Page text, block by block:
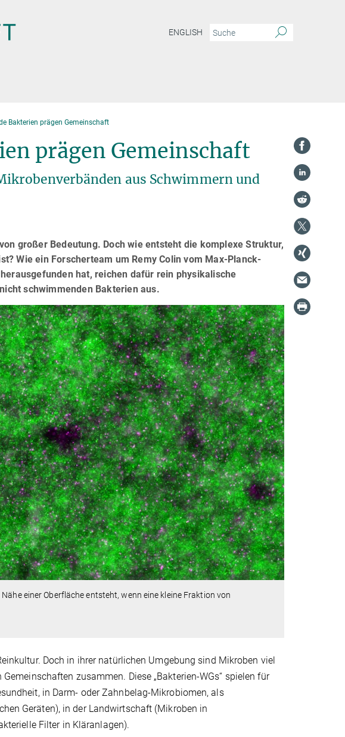
ENGLISH
Bakterien prägen Gemeinschaft
prägen Gemeinschaft
aus Schwimmern und
großer Bedeutung. Doch wie entsteht die komplexe Struktur,
Wie ein Forscherteam um Remy Colin vom Max-Planck-
hat, reichen dafür rein physikalische
schwimmenden Bakterien aus.
einer Oberfläche entsteht, wenn eine kleine Fraktion von
Doch in ihrer natürlichen Umgebung sind Mikroben viel
zusammen. Diese „Bakterien-WGs“ spielen für
in Darm- oder Zahnbelag-Mikrobiomen, als
Geräten), in der Landwirtschaft (Mikroben in
Filter in Kläranlagen).